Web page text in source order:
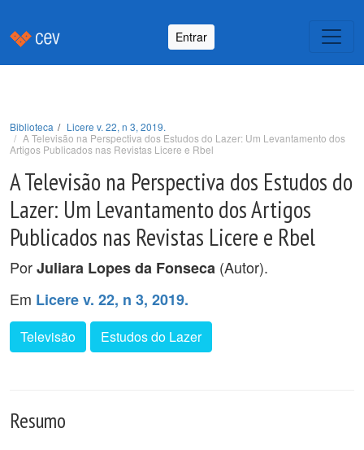
Entrar
Biblioteca
Licere v. 22, n 3, 2019.
A Televisão na Perspectiva dos Estudos do Lazer: Um Levantamento dos
Artigos Publicados nas Revistas Licere e Rbel
A Televisão na Perspectiva dos Estudos do
Lazer: Um Levantamento dos Artigos
Publicados nas Revistas Licere e Rbel
PorJuliara Lopes da Fonseca (Autor).
Em Licere v. 22, n 3, 2019.
Televisão Estudos do Lazer
Resumo